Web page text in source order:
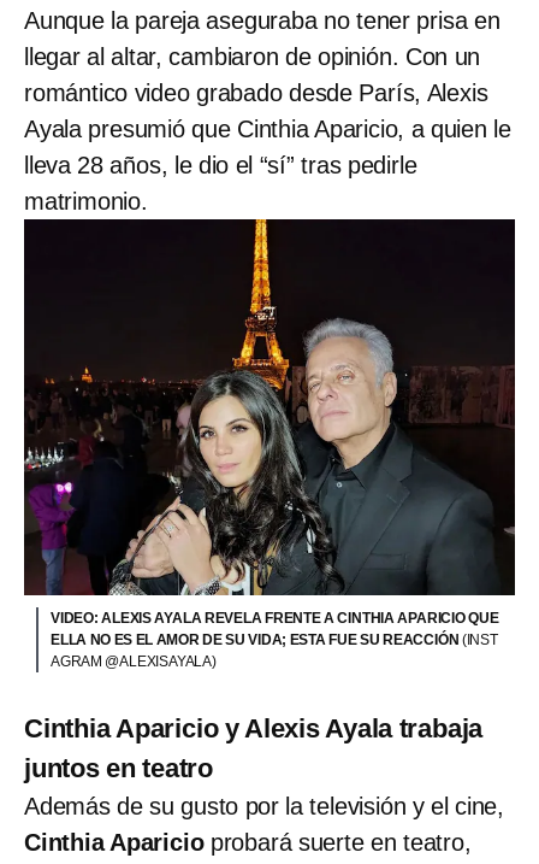
Aunque la pareja aseguraba no tener prisa en
llegar al altar, cambiaron de opinión. Con un
romántico video grabado desde París, Alexis
Ayala presumió que Cinthia Aparicio, a quien le
lleva 28 años, le dio el “sí” tras pedirle
matrimonio.
VIDEO: ALEXIS AYALA REVELA FRENTE A CINTHIA APARICIO QUE
ELLA NO ES EL AMOR DE SU VIDA; ESTA FUE SU REACCIÓN (INST
AGRAM @ALEXISAYALA)
Cinthia Aparicio y Alexis Ayala trabaja
juntos en teatro
Además de su gusto por la televisión y el cine,
Cinthia Aparicioprobará suerte en teatro,